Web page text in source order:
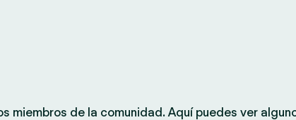
miembros de la comunidad. Aquí puedes ver